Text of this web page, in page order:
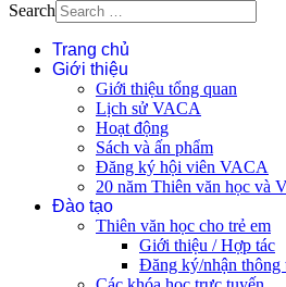
Search
Trang chủ
Giới thiệu
Giới thiệu tổng quan
Lịch sử VACA
Hoạt động
Sách và ấn phẩm
Đăng ký hội viên VACA
20 năm Thiên văn học và
Đào tạo
Thiên văn học cho trẻ em
Giới thiệu / Hợp tác
Đăng ký/nhận thông